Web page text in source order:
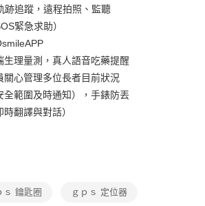
跡追蹤，遠程拍照、監聽
緊急求助）
生理量測，真人語音吃藥提醒
關心管理多位長者目前狀況
全範圍及時通知），手錶防丟
翻譯與對話）
ｓ 鑰匙圈 ｇｐｓ 定位器